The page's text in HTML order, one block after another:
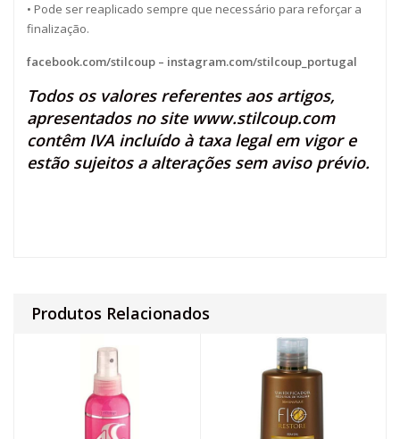
• Pode ser reaplicado sempre que necessário para reforçar a
finalização.
facebook.com/stilcoup – instagram.com/stilcoup_portugal
Todos os valores referentes aos artigos,
apresentados no site www.stilcoup.com
contêm IVA incluído à taxa legal em vigor e
estão sujeitos a alterações sem aviso prévio.
Produtos Relacionados